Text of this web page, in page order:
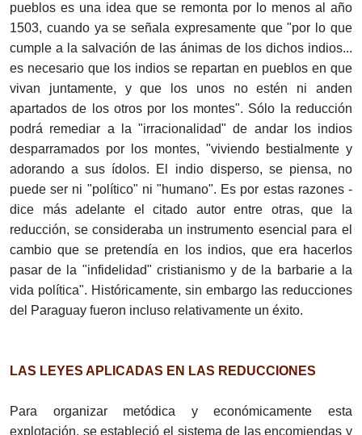
pueblos es una idea que se remonta por lo menos al año
1503, cuando ya se señala expresamente que "por lo que
cumple a la salvación de las ánimas de los dichos indios...
es necesario que los indios se repartan en pueblos en que
vivan juntamente, y que los unos no estén ni anden
apartados de los otros por los montes". Sólo la reducción
podrá remediar a la "irracionalidad" de andar los indios
desparramados por los montes, "viviendo bestialmente y
adorando a sus ídolos. El indio disperso, se piensa, no
puede ser ni "político" ni "humano". Es por estas razones -
dice más adelante el citado autor entre otras, que la
reducción, se consideraba un instrumento esencial para el
cambio que se pretendía en los indios, que era hacerlos
pasar de la "infidelidad" cristianismo y de la barbarie a la
vida política". Históricamente, sin embargo las reducciones
del Paraguay fueron incluso relativamente un éxito.
LAS LEYES APLICADAS EN LAS REDUCCIONES
Para organizar metódica y económicamente esta
explotación, se estableció el sistema de las encomiendas y